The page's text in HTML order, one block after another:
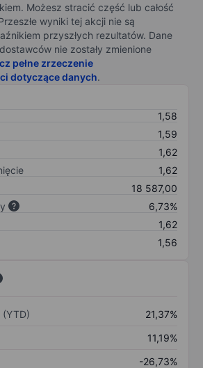
Możesz stracić część lub całość
wyniki tej akcji nie są
przyszłych rezultatów. Dane
nie zostały zmienione
pełne zrzeczenie
dotyczące danych.
1,58
1,59
1,62
1,62
18 587,00
6,73%
1,62
1,56
21,37%
11,19%
-26,73%